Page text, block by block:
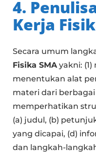
4.
Kerja
Secara umum
Fisika SMAyakni:
menentukan alat
materi dari berbagai
memperhatikan
(a) judul, (b)
yang dicapai, (d)
dan langkah-